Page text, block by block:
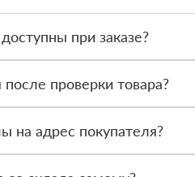
при заказе?
проверки товара?
на адрес покупателя?